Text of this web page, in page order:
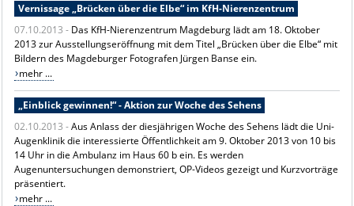
Vernissage „Brücken über die Elbe“ im KfH-Nierenzentrum
07.10.2013 - Das KfH-Nierenzentrum Magdeburg lädt am 18. Oktober
2013 zur Ausstellungseröffnung mit dem Titel „Brücken über die Elbe“ mit
Bildern des Magdeburger Fotografen Jürgen Banse ein.
mehr ...
„Einblick gewinnen!“ - Aktion zur Woche des Sehens
02.10.2013 -Aus Anlass der diesjährigen Woche des Sehens lädt die Uni-
Augenklinik die interessierte Öffentlichkeit am 9. Oktober 2013 von 10 bis
14 Uhr in die Ambulanz im Haus 60 b ein. Es werden
Augenuntersuchungen demonstriert, OP-Videos gezeigt und Kurzvorträge
präsentiert.
mehr ...